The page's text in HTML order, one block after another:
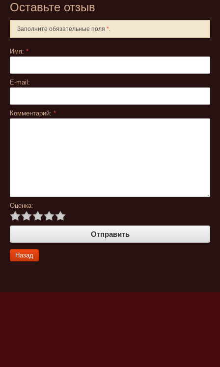
Оставьте отзыв
Заполните обязательные поля *.
Имя: *
E-mail:
Комментарий: *
Оценка:
Назад